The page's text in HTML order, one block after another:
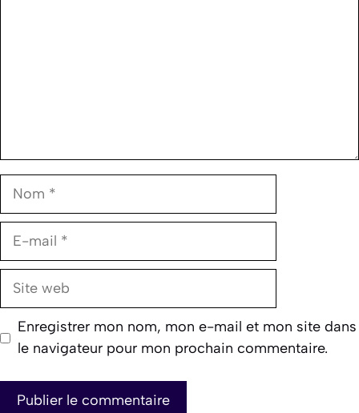
Nom
E-
Site
Enregistrer mon nom, mon e-mail et mon site dans
le navigateur pour mon prochain commentaire.